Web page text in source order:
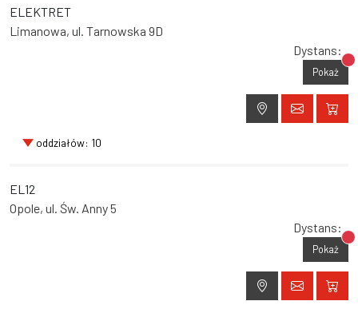
ELEKTRET
Limanowa, ul. Tarnowska 9D
Dystans:
Pokaż
oddziałów: 10
EL12
Opole, ul. Św. Anny 5
Dystans:
Pokaż